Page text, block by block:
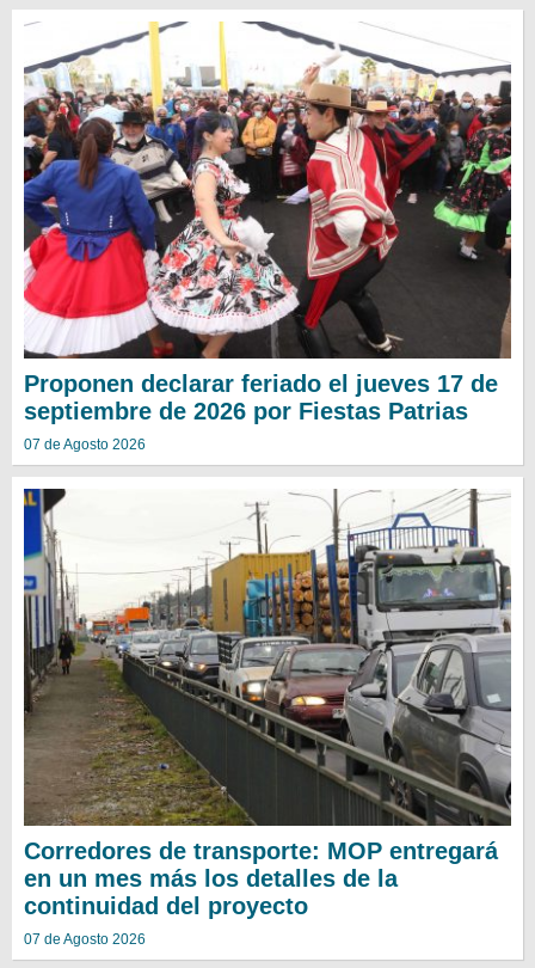
Proponen declarar feriado el jueves 17 de
septiembre de 2026 por Fiestas Patrias
07 de Agosto 2026
Corredores de transporte: MOP entregará
en un mes más los detalles de la
continuidad del proyecto
07 de Agosto 2026